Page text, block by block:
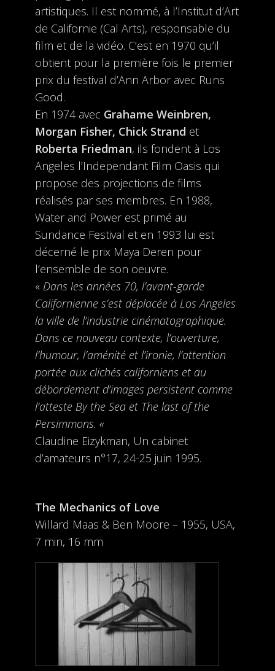
artistiques. Il est nommé, à l’Institut d’Art
de Californie (Cal Arts), responsable du
film et de la vidéo. C’est en 1970 qu’il
obtient pour la première fois le premier
prix du festival d’Ann Arbor avec Runs
Good.
En 1974 avec Grahame Weinbren,
Morgan Fisher, Chick Strand et
Roberta Friedman, ils fondent à Los
Angeles l’Independant Film Oasis qui
propose des projections de films
réalisés par ses membres. En 1988,
Water and Power est primé au
Sundance Festival et en 1993 lui est
décerné le prix Maya Deren pour
l’ensemble de son oeuvre.
« Dans les années 70, l’avant-garde
Californienne s’est déplacée à Los Angeles
la ville de l’industrie cinématographique.
Dans ce nouveau contexte, l’ouverture,
l’humour, l’aménité et l’ironie, l’attention
portée aux clichés californiens et au
débordement d’images persistent comme
l’atteste By the Sea et The last of the
Persimmons. «
Claudine Eizykman, Un cabinet
d’amateurs n°17, 24-25 juin 1995.
The Mechanics of Love
Willard Maas & Ben Moore – 1955, USA,
7 min, 16 mm